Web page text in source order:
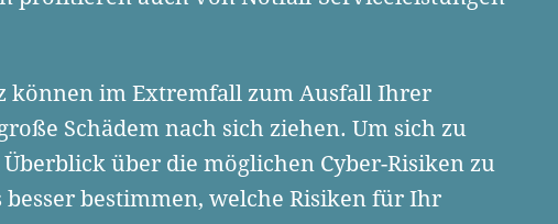
können im Extremfall zum Ausfall Ihrer
Schädem nach sich ziehen. Um sich zu
über die möglichen Cyber-Risiken zu
bestimmen, welche Risiken für Ihr